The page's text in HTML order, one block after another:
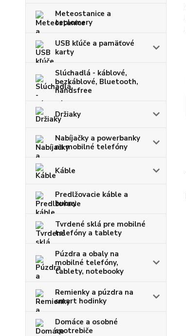
Meteostanice a
teplomery
USB kľúče a pamäťové
karty
Slúchadlá - káblové,
bezkáblové, Bluetooth,
handsfree
Držiaky
Nabíjačky a powerbanky
na mobilné telefóny
Káble
Predlžovacie káble a
bubny
Tvrdené sklá pre mobilné
telefóny a tablety
Púzdra a obaly na
mobilné telefóny,
tablety, notebooky
Remienky a púzdra na
smart hodinky
Domáce a osobné
spotrebiče